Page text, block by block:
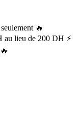
🔥
au lieu de 200 DH ⚡